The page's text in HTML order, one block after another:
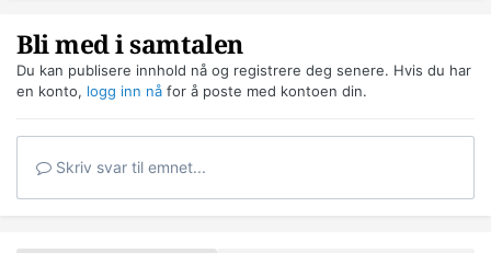
Bli med i samtalen
Du kan publisere innhold nå og registrere deg senere. Hvis du har
en konto, logg inn nå for å poste med kontoen din.
Skriv svar til emnet...